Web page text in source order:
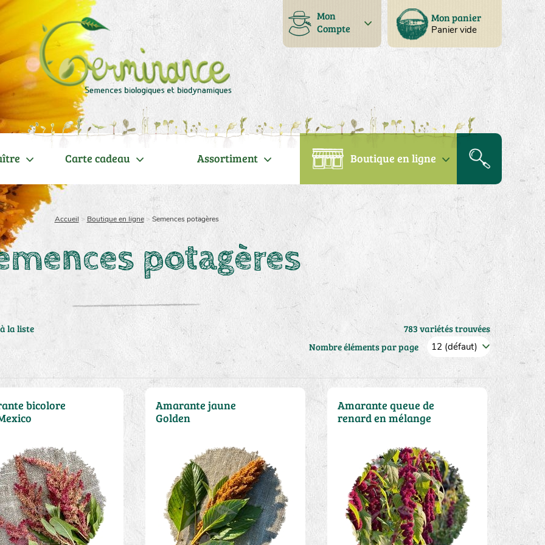
Mon panier
Panier vide
Mon
Compte
Carte cadeau Assortiment Boutique en ligne
Accueil > Boutique en ligne>Semences potagères
potagères
la liste
783 variétés trouvées
Nombre éléments par page
bicolore
Amarante jaune
Golden
Amarante queue de
renard en mélange